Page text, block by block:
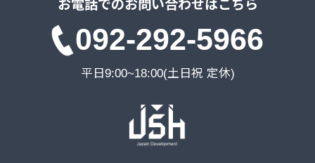
お電話でのお問い合わせはこちら
092-292-5966
平日9:00~18:00(土日祝 定休)